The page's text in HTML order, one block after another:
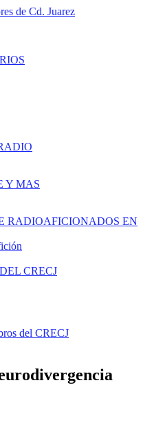
Y MAS
RADIOAFICIONADOS EN
CRECJ
del CRECJ